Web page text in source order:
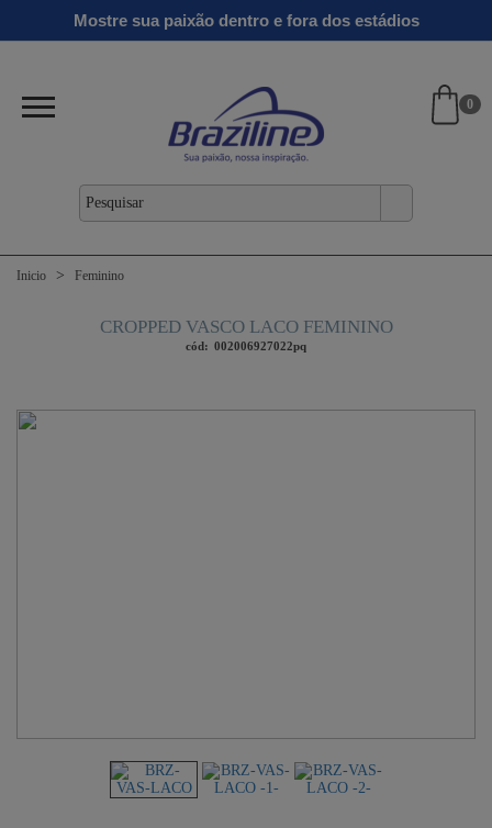
Mostre sua paixão dentro e fora dos estádios
Clássicos
Linha
Gold
Verão
0
Inicio Feminino
CROPPED VASCO LACO FEMININO
cód: 002006927022pq